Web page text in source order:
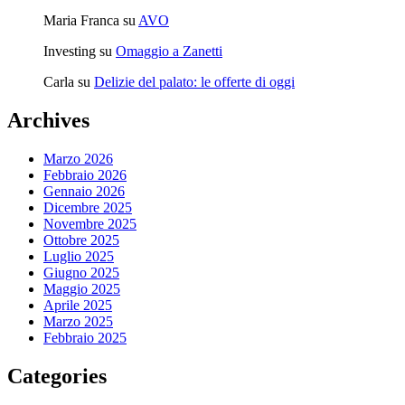
Maria Franca su AVO
Investing su Omaggio a Zanetti
Carla su Delizie del palato: le offerte di oggi
Archives
Marzo 2026
Febbraio 2026
Gennaio 2026
Dicembre 2025
Novembre 2025
Ottobre 2025
Luglio 2025
Giugno 2025
Maggio 2025
Aprile 2025
Marzo 2025
Febbraio 2025
Categories